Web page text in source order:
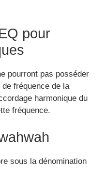
pour
pourront pas posséder
fréquence de la
harmonique du
fréquence.
sous la dénomination